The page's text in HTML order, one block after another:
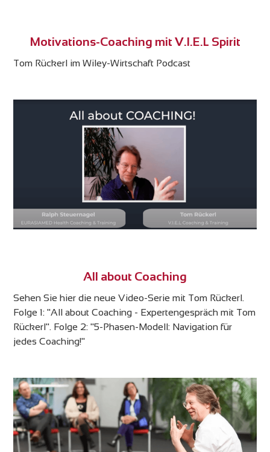
Motivations-Coaching mit V.I.E.L Spirit
Tom Rückerl im Wiley-Wirtschaft Podcast
All about Coaching
Sehen Sie hier die neue Video-Serie mit Tom Rückerl.
Folge 1: "All about Coaching - Expertengespräch mit Tom
Rückerl". Folge 2: "5-Phasen-Modell: Navigation für
jedes Coaching!"